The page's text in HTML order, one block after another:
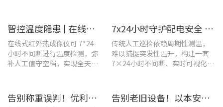
智控温度隐患 | 在线式红外热成像仪在UPS电源柜老化监测中的应用
在线式红外热成像仪可 7*24
小时不间断进行温度检测，弥
补人工值守空档，实现全天候
7x24小时守护配电安全 | 优利德在线式热成像方案在配电系统中的应用实践
传统人工巡检依赖周期性测温，
难以捕捉突发性温升，构建一套
7×24小时不间断、实时可视化的
警。
告别称重误判！优利德在线式热成像仪重构新材料铸造注液控制逻辑 告别老旧设备！以本安型防爆产品矩阵与合规检测，守住工矿安全底线